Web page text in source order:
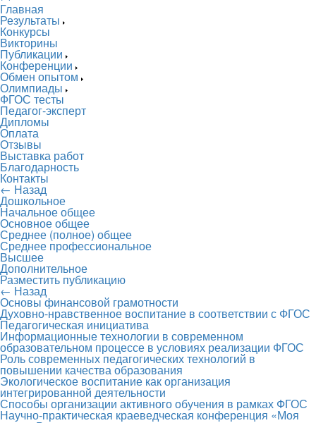
Главная
Результаты
Конкурсы
Викторины
Публикации
Конференции
Обмен опытом
Олимпиады
ФГОС тесты
Педагог-эксперт
Дипломы
Оплата
Отзывы
Выставка работ
Благодарность
Контакты
← Назад
Дошкольное
Начальное общее
Основное общее
Среднее (полное) общее
Среднее профессиональное
Высшее
Дополнительное
Разместить публикацию
← Назад
Основы финансовой грамотности
Духовно-нравственное воспитание в соответствии с ФГОС
Педагогическая инициатива
Информационные технологии в современном
образовательном процессе в условиях реализации ФГОС
Роль современных педагогических технологий в
повышении качества образования
Экологическое воспитание как организация
интегрированной деятельности
Способы организации активного обучения в рамках ФГОС
Научно-практическая краеведческая конференция «Моя